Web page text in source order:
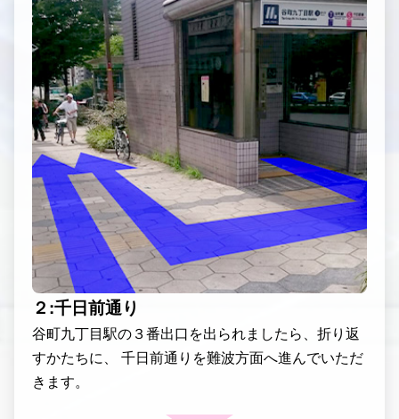
２:千日前通り
谷町九丁目駅の３番出口を出られましたら、折り返
すかたちに、 千日前通りを難波方面へ進んでいただ
きます。